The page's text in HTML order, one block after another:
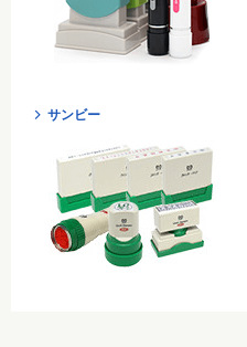
サンビー